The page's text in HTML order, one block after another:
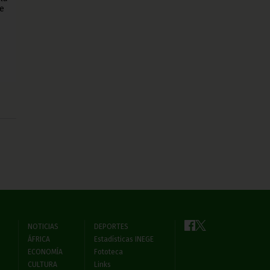
NOTICIAS
ÁFRICA
ECONOMÍA
CULTURA
DEPORTES
Estadísticas INEGE
Fototeca
Links